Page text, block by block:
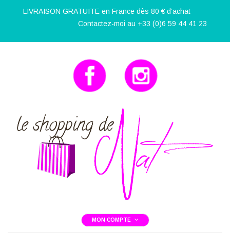
LIVRAISON GRATUITE en France dès 80 € d’achat
Contactez-moi au +33 (0)6 59 44 41 23
MON COMPTE